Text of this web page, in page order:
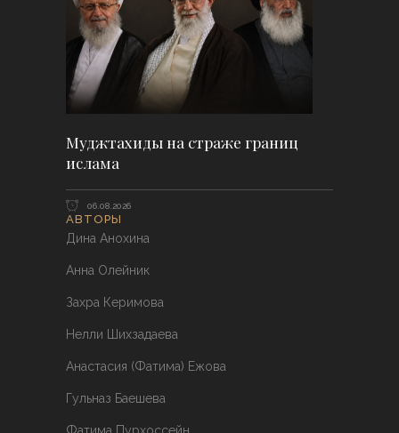
Муджтахиды на страже границ
ислама
06.08.2026
АВТОРЫ
Дина Анохина
Анна Олейник
Захра Керимова
Нелли Шихзадаева
Анастасия (Фатима) Ежова
Гульназ Баешева
Фатима Пурхоссейн